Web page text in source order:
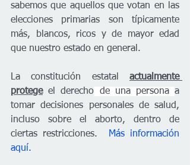
sabemos que aquellos que votan en las
elecciones primarias son típicamente
más, blancos, ricos y de mayor edad
que nuestro estado en general.
La constitución estatal actualmente
protege el derecho de una persona a
tomar decisiones personales de salud,
incluso sobre el aborto, dentro de
ciertas restricciones.
Más información
aquí.